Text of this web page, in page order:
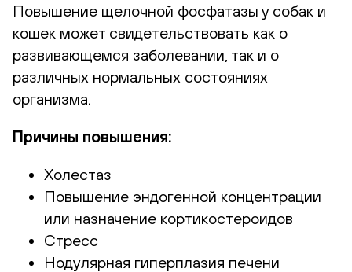
Повышение щелочной фосфатазы у собак и
кошек может свидетельствовать как о
развивающемся заболевании, так и о
различных нормальных состояниях
организма.
Причины повышения:
Холестаз
Повышение эндогенной концентрации
или назначение кортикостероидов
Стресс
Нодулярная гиперплазия печени